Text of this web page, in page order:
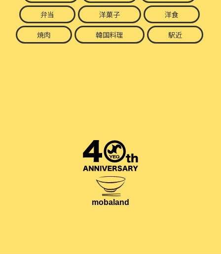
弁当 洋菓子 洋食
焼肉 韓国料理 駅近